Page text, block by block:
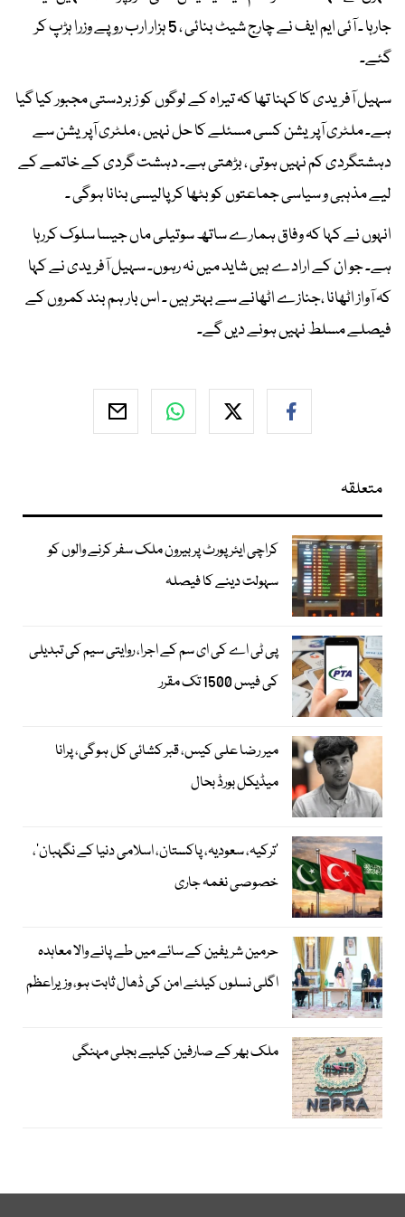
جارہا ۔ آئی ایم ایف نے چارج شیٹ بنائی ، 5 ہزار ارب روپے وزرا ہڑپ کر
گئے۔
سہیل آفریدی کا کہنا تھا کہ تیراہ کے لوگوں کو زبردستی مجبور کیا گیا
ہے۔ ملٹری آپریشن کسی مسئلے کا حل نہیں ، ملٹری آپریشن سے
دہشتگردی کم نہیں ہوتی ، بڑھتی ہے۔ دہشت گردی کے خاتمے کے
لیے مذہبی و سیاسی جماعتوں کو بٹھا کر پالیسی بنانا ہوگی ۔
انہوں نے کہا کہ وفاق ہمارے ساتھ سوتیلی ماں جیسا سلوک کررہا
ہے۔ جو ان کے ارادے ہیں شاید میں نہ رہوں۔ سہیل آفریدی نے کہا
کہ آواز اٹھانا ،جنازے اٹھانے سے بہتر ہیں ۔ اس بار ہم بند کمروں کے
فیصلے مسلط نہیں ہونے دیں گے۔
متعلقہ
کراچی ایئرپورٹ پر بیرون ملک سفر کرنے والوں کو
سہولت دینے کا فیصلہ
پی ٹی اے کی ای سم کے اجرا، روایتی سیم کی تبدیلی
کی فیس 1500 تک مقرر
میر رضا علی کیس، قبر کشائی کل ہوگی، پرانا
میڈیکل بورڈ بحال
‘ترکیہ، سعودیہ، پاکستان، اسلامی دنیا کے نگہبان’،
خصوصی نغمہ جاری
حرمین شریفین کے سائے میں طے پانے والا معاہدہ
اگلی نسلوں کیلئے امن کی ڈھال ثابت ہو، وزیراعظم
ملک بھر کے صارفین کیلیے بجلی مہنگی